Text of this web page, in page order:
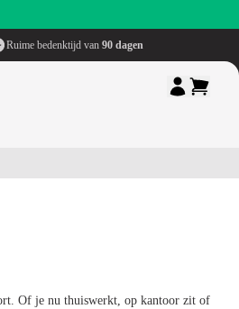
Ruime bedenktijd van 90 dagen
Of je nu thuiswerkt, op kantoor zit of